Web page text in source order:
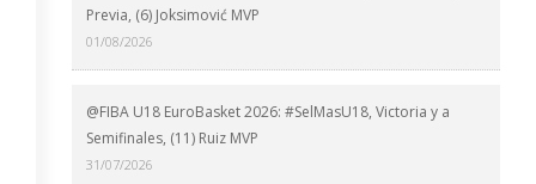
Previa, (6) Joksimović MVP
01/08/2026
@FIBA U18 EuroBasket 2026: #SelMasU18, Victoria y a
Semifinales, (11) Ruiz MVP
31/07/2026